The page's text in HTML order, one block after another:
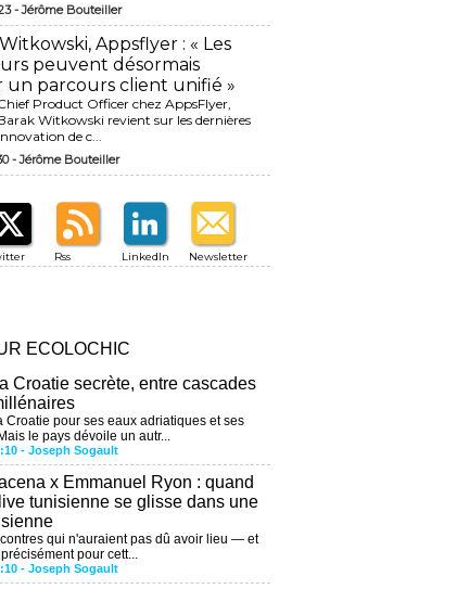
-Jérôme Bouteiller
Appsflyer : « Les
peuvent désormais
un parcours client unifié »
Product Officer chez AppsFlyer,
Witkowski revient sur les dernières
de c...
-Jérôme Bouteiller
Rss LinkedIn Newsletter
ECOLOCHIC
Croatie secrète, entre cascades
Croatie pour ses eaux adriatiques et ses
le pays dévoile un autr...
- Joseph Sogault
x Emmanuel Ryon : quand
tunisienne se glisse dans une
qui n'auraient pas dû avoir lieu — et
pour cett...
- Joseph Sogault